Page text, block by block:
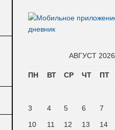
АВГУСТ 2026
ПН ВТ СР ЧТ ПТ
3
4 5 6 7
10
11 12 13 14